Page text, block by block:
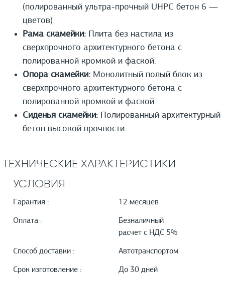
(полированный ультра-прочный UHPС бетон 6 —
цветов)
Рама скамейки: Плита без настила из
сверхпрочного архитектурного бетона с
полированной кромкой и фаской.
Опора скамейки: Монолитный полый блок из
сверхпрочного архитектурного бетона с
полированной кромкой и фаской.
Сиденья скамейки: Полированный архитектурный
бетон высокой прочности.
ТЕХНИЧЕСКИЕ ХАРАКТЕРИСТИКИ
УСЛОВИЯ
Гарантия : 12 месяцев
Оплата :
Безналичный
расчет с НДС 5%
Способ доставки : Автотранспортом
Срок изготовление : До 30 дней